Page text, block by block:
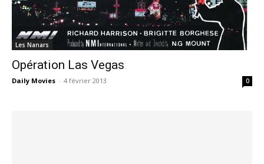
Les Nanars
Opération Las Vegas
Daily Movies - 4 février 2013 0